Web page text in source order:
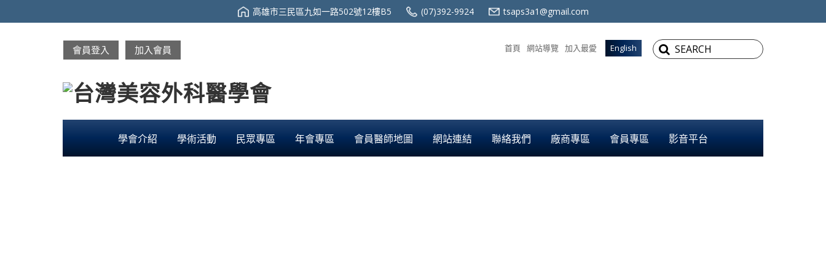
高雄市三民區九如一路502號12樓B5 (07)392-9924 tsaps3a1@gmail.com
首頁 網站導覽 加入最愛 English
會員登入 加入會員
學會介紹 學術活動 民眾專區 年會專區 會員醫師地圖 網站連結 聯絡我們 廠商專區 會員專區 影音平台